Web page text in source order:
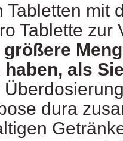
Tabletten mit
Tablette zur
größere
als
dura